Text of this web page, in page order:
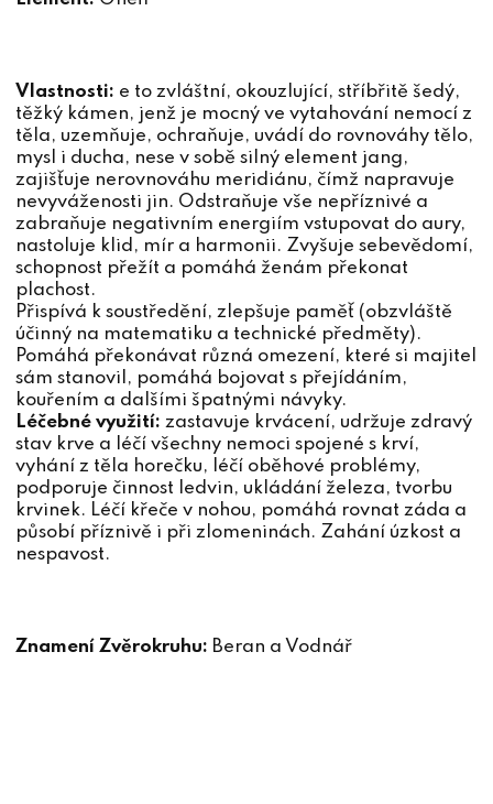
Vlastnosti: e to zvláštní, okouzlující, stříbřitě šedý,
těžký kámen, jenž je mocný ve vytahování nemocí z
těla, uzemňuje, ochraňuje, uvádí do rovnováhy tělo,
mysl i ducha, nese v sobě silný element jang,
zajišťuje nerovnováhu meridiánu, čímž napravuje
nevyváženosti jin. Odstraňuje vše nepříznivé a
zabraňuje negativním energiím vstupovat do aury,
nastoluje klid, mír a harmonii. Zvyšuje sebevědomí,
schopnost přežít a pomáhá ženám překonat
plachost.
Přispívá k soustředění, zlepšuje paměť (obzvláště
účinný na matematiku a technické předměty).
Pomáhá překonávat různá omezení, které si majitel
sám stanovil, pomáhá bojovat s přejídáním,
kouřením a dalšími špatnými návyky.
Léčebné využití: zastavuje krvácení, udržuje zdravý
stav krve a léčí všechny nemoci spojené s krví,
vyhání z těla horečku, léčí oběhové problémy,
podporuje činnost ledvin, ukládání železa, tvorbu
krvinek. Léčí křeče v nohou, pomáhá rovnat záda a
působí příznivě i při zlomeninách. Zahání úzkost a
nespavost.
Znamení Zvěrokruhu: Beran a Vodnář